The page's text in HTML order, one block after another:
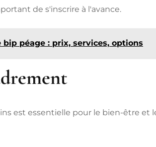
de s'inscrire à l'avance.
péage : prix, services, options
est essentielle pour le bien-être et